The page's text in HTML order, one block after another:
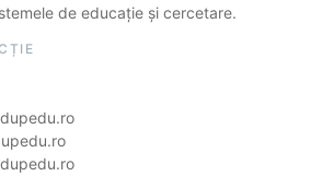
de educație și cercetare.